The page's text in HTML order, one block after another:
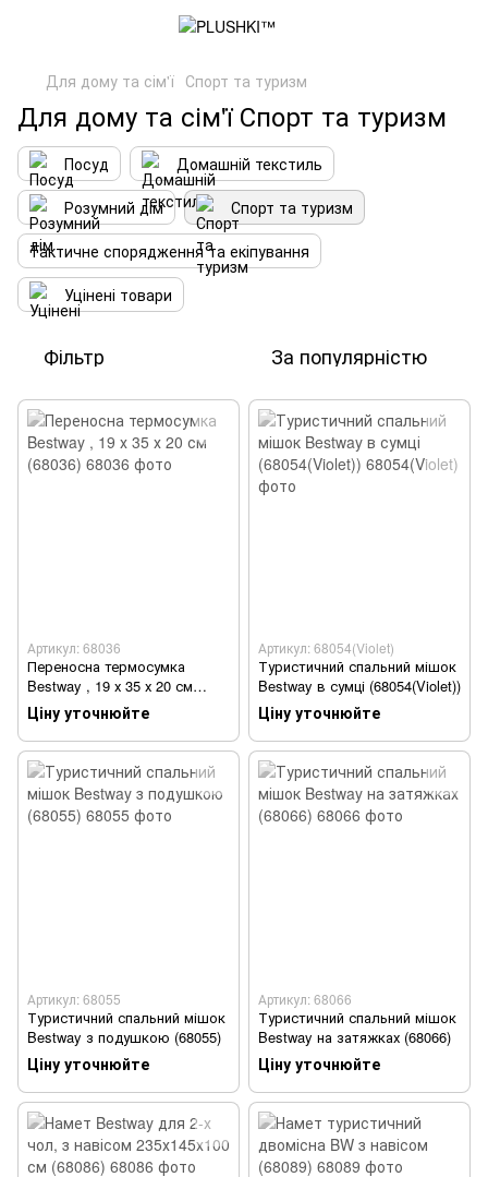
Для дому та сім'ї Спорт та туризм
Для дому та сім'ї Спорт та туризм
Посуд
Домашній текстиль
Розумний дім
Спорт та туризм
Тактичне спорядження та екіпування
Уцінені товари
Фільтр За популярністю
Артикул: 68036
Переносна термосумка
Bestway , 19 х 35 х 20 см
(68036)
Ціну уточнюйте
Артикул: 68054(Violet)
Туристичний спальний мішок
Bestway в сумці (68054(Violet))
Ціну уточнюйте
Артикул: 68055
Туристичний спальний мішок
Bestway з подушкою (68055)
Ціну уточнюйте
Артикул: 68066
Туристичний спальний мішок
Bestway на затяжках (68066)
Ціну уточнюйте